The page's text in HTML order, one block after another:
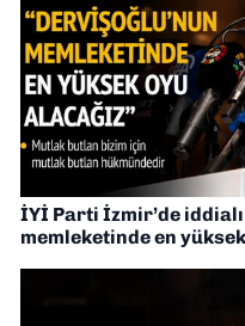
İYİ Parti İzmir’de
memleketinde en